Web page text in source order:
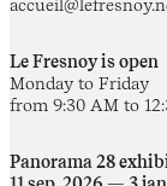
Le Fresnoy is open
Monday to Friday
from 9:30 AM to
Panorama 28